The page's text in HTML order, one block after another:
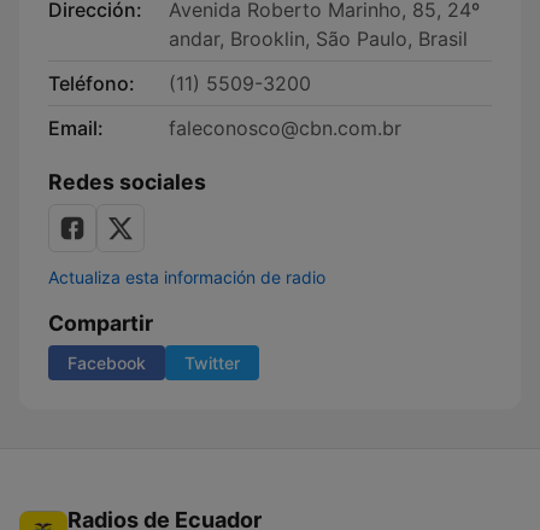
Dirección:
Avenida Roberto Marinho, 85, 24º
andar, Brooklin, São Paulo, Brasil
Teléfono:
(11) 5509-3200
Email:
faleconosco@cbn.com.br
Redes sociales
Actualiza esta información de radio
Compartir
Facebook Twitter
Radios de Ecuador